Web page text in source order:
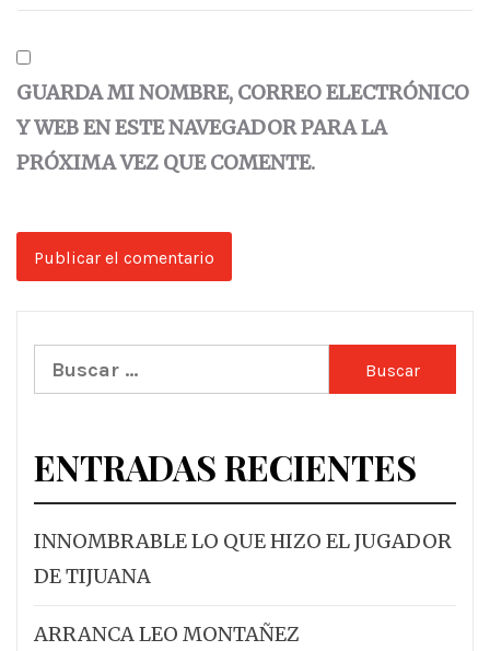
GUARDA MI NOMBRE, CORREO ELECTRÓNICO
Y WEB EN ESTE NAVEGADOR PARA LA
PRÓXIMA VEZ QUE COMENTE.
Buscar:
ENTRADAS RECIENTES
INNOMBRABLE LO QUE HIZO EL JUGADOR
DE TIJUANA
ARRANCA LEO MONTAÑEZ